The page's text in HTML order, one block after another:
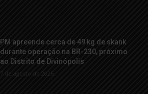
PM apreende cerca de 49 kg de skank
durante operação na BR-230, próximo
ao Distrito de Divinópolis
7 de agosto de 2026